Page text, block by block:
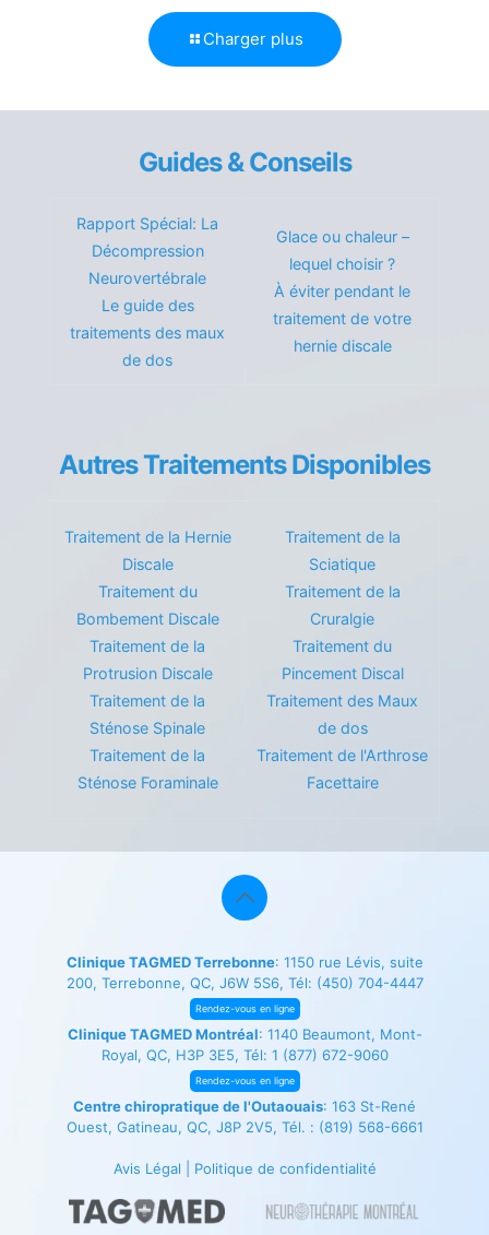
Charger plus
Guides & Conseils
Rapport Spécial: La
Décompression
Neurovertébrale
Le guide des
traitements des maux
de dos
Glace ou chaleur –
lequel choisir ?
À éviter pendant le
traitement de votre
hernie discale
Autres Traitements Disponibles
Traitement de la Hernie
Discale
Traitement du
Bombement Discale
Traitement de la
Protrusion Discale
Traitement de la
Sténose Spinale
Traitement de la
Sténose Foraminale
Traitement de la
Sciatique
Traitement de la
Cruralgie
Traitement du
Pincement Discal
Traitement des Maux
de dos
Traitement de l'Arthrose
Facettaire
Clinique TAGMED Terrebonne: 1150 rue Lévis, suite
200, Terrebonne, QC, J6W 5S6, Tél: (450) 704-4447
Rendez-vous en ligne
Clinique TAGMED Montréal: 1140 Beaumont, Mont-
Royal, QC, H3P 3E5, Tél: 1 (877) 672-9060
Rendez-vous en ligne
Centre chiropratique de l'Outaouais: 163 St-René
Ouest, Gatineau, QC, J8P 2V5, Tél. : (819) 568-6661
Avis Légal Politique de confidentialité